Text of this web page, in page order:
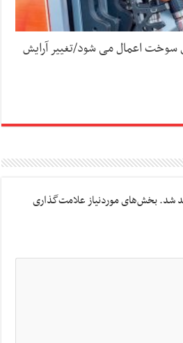
سوخت اعمال می شود/تغییر آرایش
شد.بخش‌های موردنیاز علامت‌گذاری